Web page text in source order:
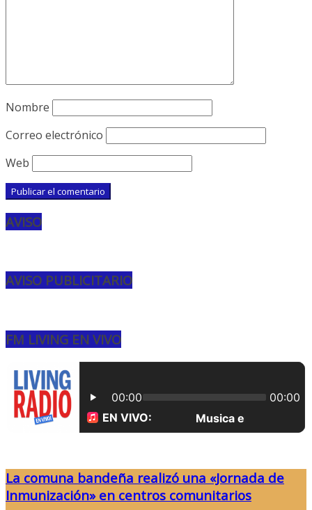
Nombre
Correo electrónico
Web
AVISO
AVISO PUBLICITARIO
FM LIVING EN VIVO
La comuna bandeña realizó una «Jornada de
Inmunización» en centros comunitarios